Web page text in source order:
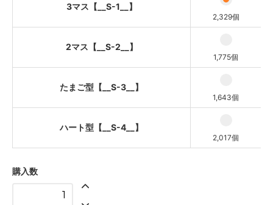
3マス【__S-1__】
2,329個
2マス【__S-2__】
1,775個
たまご型【__S-3__】
1,643個
ハート型【__S-4__】
2,017個
購入数